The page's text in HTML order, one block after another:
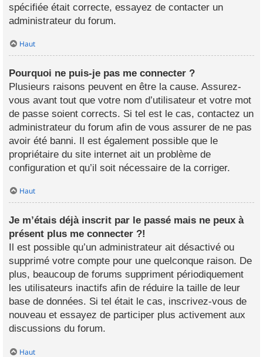
spécifiée était correcte, essayez de contacter un
administrateur du forum.
Haut
Pourquoi ne puis-je pas me connecter ?
Plusieurs raisons peuvent en être la cause. Assurez-
vous avant tout que votre nom d’utilisateur et votre mot
de passe soient corrects. Si tel est le cas, contactez un
administrateur du forum afin de vous assurer de ne pas
avoir été banni. Il est également possible que le
propriétaire du site internet ait un problème de
configuration et qu’il soit nécessaire de la corriger.
Haut
Je m’étais déjà inscrit par le passé mais ne peux à
présent plus me connecter ?!
Il est possible qu’un administrateur ait désactivé ou
supprimé votre compte pour une quelconque raison. De
plus, beaucoup de forums suppriment périodiquement
les utilisateurs inactifs afin de réduire la taille de leur
base de données. Si tel était le cas, inscrivez-vous de
nouveau et essayez de participer plus activement aux
discussions du forum.
Haut